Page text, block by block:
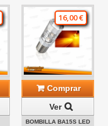
16,00 €
Comprar
Ver
BOMBILLA BA15S LED